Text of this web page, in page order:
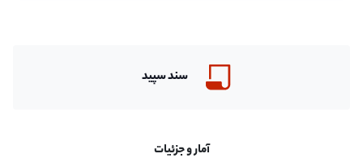
سند سپید
آمار و جزئیات